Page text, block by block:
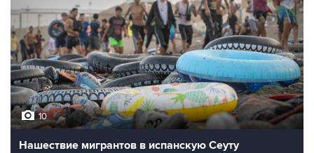
10
Нашествие мигрантов в испанскую Сеуту